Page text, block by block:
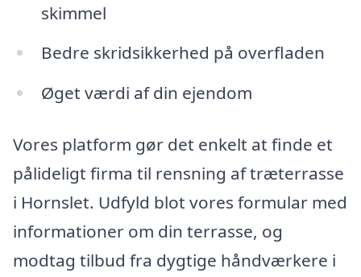
skimmel
Bedre skridsikkerhed på overfladen
Øget værdi af din ejendom
Vores platform gør det enkelt at finde et
pålideligt firma til rensning af træterrasse
i Hornslet. Udfyld blot vores formular med
informationer om din terrasse, og
modtag tilbud fra dygtige håndværkere i